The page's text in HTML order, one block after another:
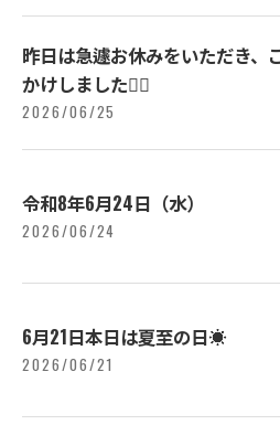
昨日は急遽お休みをいただき、
かけしました🙇‍♂️
2026/06/25
令和8年6月24日（水）
2026/06/24
6月21日本日は夏至の日☀️
2026/06/21